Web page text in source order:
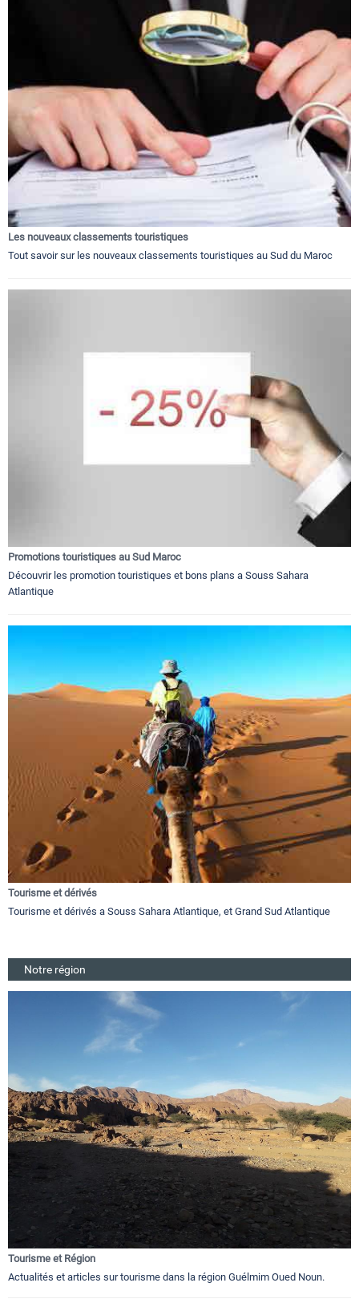
Les nouveaux classements touristiques
Tout savoir sur les nouveaux classements touristiques au Sud du Maroc
Promotions touristiques au Sud Maroc
Découvrir les promotion touristiques et bons plans a Souss Sahara
Atlantique
Tourisme et dérivés
Tourisme et dérivés a Souss Sahara Atlantique, et Grand Sud Atlantique
Notre région
Tourisme et Région
Actualités et articles sur tourisme dans la région Guélmim Oued Noun.